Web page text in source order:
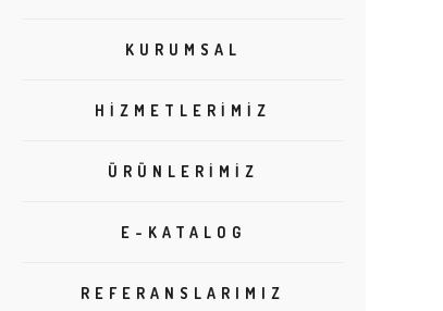
KURUMSAL
HIZMETLERIMIZ
ÜRÜNLERIMIZ
E-KATALOG
REFERANSLARIMIZ